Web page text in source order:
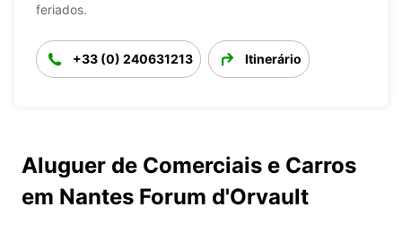
feriados.
+33 (0) 240631213 Itinerário
Aluguer de Comerciais e Carros
em Nantes Forum d'Orvault